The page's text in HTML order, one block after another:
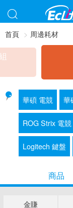
首頁 周邊耗材
華碩 電競 華
ROG Strix 電競
Logitech 鍵盤
商品
金賺